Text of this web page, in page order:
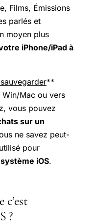
Films, Émissions
parlés et
moyen plus
iPhone/iPad à
**
Win/Mac ou vers
vous pouvez
sur un
ne savez peut-
pour
iOS.
c’est
?